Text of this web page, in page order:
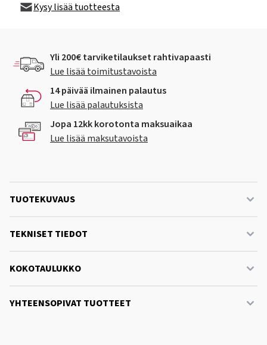
Kysy lisää tuotteesta
Yli 200€ tarviketilaukset rahtivapaasti
Lue lisää toimitustavoista
14 päivää ilmainen palautus
Lue lisää palautuksista
Jopa 12kk korotonta maksuaikaa
Lue lisää maksutavoista
TUOTEKUVAUS
TEKNISET TIEDOT
KOKOTAULUKKO
YHTEENSOPIVAT TUOTTEET